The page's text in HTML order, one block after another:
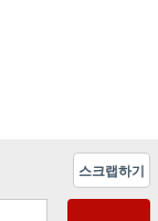
스크랩하기